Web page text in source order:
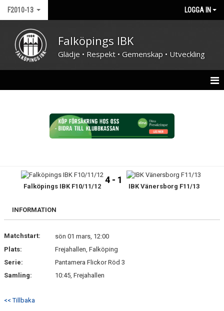
F2010-13 LOGGA IN
Falköpings IBK
Glädje • Respekt • Gemenskap • Utveckling
TRUPPEN
BILDGALLERI
KONTAKT
Falköpings IBK F10/11/12
4 - 1
IBK Vänersborg F11/13
INFORMATION
Matchstart:
sön 01 mars, 12:00
Plats:
Frejahallen, Falköping
Serie:
Pantamera Flickor Röd 3
Samling:
10:45, Frejahallen
<< Tillbaka